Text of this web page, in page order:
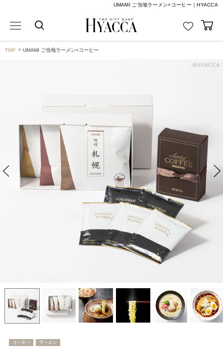
UMAMI ご当地ラーメン+コーヒー｜HYACCA
TOP UMAMI ご当地ラーメン+コーヒー
コーヒー ラーメン